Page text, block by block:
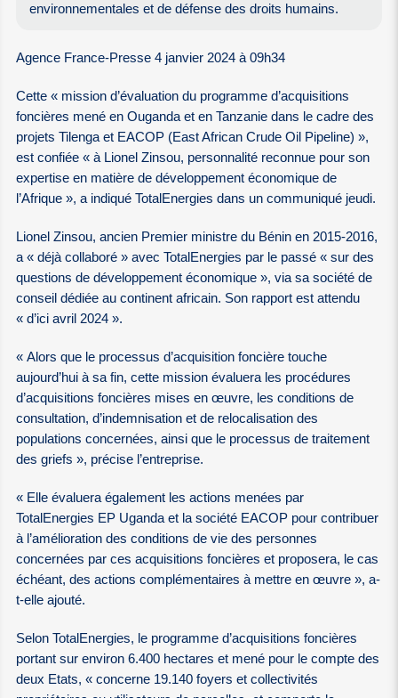
environnementales et de défense des droits humains.
Agence France-Presse 4 janvier 2024 à 09h34
Cette « mission d’évaluation du programme d’acquisitions
foncières mené en Ouganda et en Tanzanie dans le cadre des
projets Tilenga et EACOP (East African Crude Oil Pipeline) »,
est confiée « à Lionel Zinsou, personnalité reconnue pour son
expertise en matière de développement économique de
l’Afrique », a indiqué TotalEnergies dans un communiqué jeudi.
Lionel Zinsou, ancien Premier ministre du Bénin en 2015-2016,
a « déjà collaboré » avec TotalEnergies par le passé « sur des
questions de développement économique », via sa société de
conseil dédiée au continent africain. Son rapport est attendu
« d’ici avril 2024 ».
« Alors que le processus d’acquisition foncière touche
aujourd’hui à sa fin, cette mission évaluera les procédures
d’acquisitions foncières mises en œuvre, les conditions de
consultation, d’indemnisation et de relocalisation des
populations concernées, ainsi que le processus de traitement
des griefs », précise l’entreprise.
« Elle évaluera également les actions menées par
TotalEnergies EP Uganda et la société EACOP pour contribuer
à l’amélioration des conditions de vie des personnes
concernées par ces acquisitions foncières et proposera, le cas
échéant, des actions complémentaires à mettre en œuvre », a-
t-elle ajouté.
Selon TotalEnergies, le programme d’acquisitions foncières
portant sur environ 6.400 hectares et mené pour le compte des
deux Etats, « concerne 19.140 foyers et collectivités